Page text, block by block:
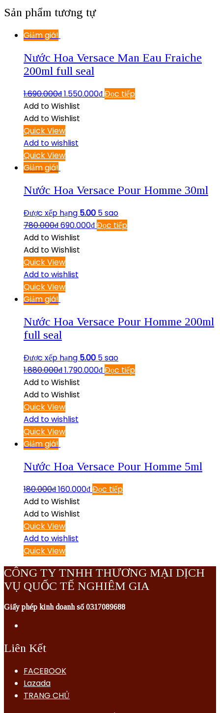
Sản phẩm tương tự
Giảm giá!
Nước Hoa Versace Man Eau Fraiche
200ml full seal
1.690.000₫1.550.000₫Đọc tiếp
Add to Wishlist
Add to Wishlist
Quick View
Add to wishlist
Quick View
Giảm giá!
Nước Hoa Versace Pour Homme 30ml
Được xếp hạng 5.00 5 sao
780.000₫690.000₫Đọc tiếp
Add to Wishlist
Add to Wishlist
Quick View
Add to wishlist
Quick View
Giảm giá!
Nước Hoa Versace Pour Homme 200ml
full seal
Được xếp hạng 5.00 5 sao
1.880.000₫1.790.000₫Đọc tiếp
Add to Wishlist
Add to Wishlist
Quick View
Add to wishlist
Quick View
Giảm giá!
Nước Hoa Versace Pour Homme 5ml
180.000₫160.000₫Đọc tiếp
Add to Wishlist
Add to Wishlist
Quick View
Add to wishlist
Quick View
CÔNG TY TNHH THƯƠNG MẠI DỊCH
VỤ QUỐC TẾ NGHIÊM GIA
Giấy phép kinh doanh số 0317089688
Liên Kết
FACEBOOK
Lazada
TRANG CHỦ